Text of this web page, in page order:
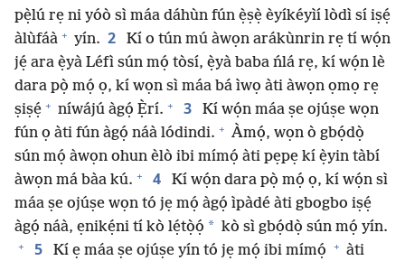
pẹ̀lú rẹ ni yóò sì máa dáhùn fún ẹ̀ṣẹ̀ èyíkéyìí lòdì sí iṣẹ́
àlùfáà + yín. 2
Kí o tún mú àwọn arákùnrin rẹ tí wọ́n
jẹ́ ara ẹ̀yà Léfì sún mọ́ tòsí, ẹ̀yà baba ńlá rẹ, kí wọ́n lè
dara pọ̀ mọ́ ọ, kí wọn sì máa bá ìwọ àti àwọn ọmọ rẹ
ṣiṣẹ́ + níwájú àgọ́ Ẹ̀rí. + 3
Kí wọ́n máa ṣe ojúṣe wọn
fún ọ àti fún àgọ́ náà lódindi. + Àmọ́, wọn ò gbọ́dọ̀
sún mọ́ àwọn ohun èlò ibi mímọ́ àti pẹpẹ kí ẹ̀yin tàbí
àwọn má bàa kú. + 4
Kí wọ́n dara pọ̀ mọ́ ọ, kí wọ́n sì
máa ṣe ojúṣe wọn tó jẹ mọ́ àgọ́ ìpàdé àti gbogbo iṣẹ́
àgọ́ náà, ẹnikẹ́ni tí kò lẹ́tọ̀ọ́ * kò sì gbọ́dọ̀ sún mọ́ yín.
+ 5 Kí ẹ máa ṣe ojúṣe yín tó jẹ mọ́ ibi mímọ́ + àti